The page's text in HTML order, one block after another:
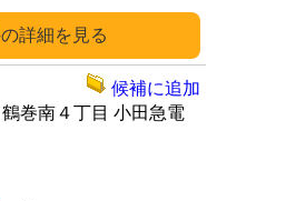
詳細
鶴巻南４丁目 小田急電
候補に追加